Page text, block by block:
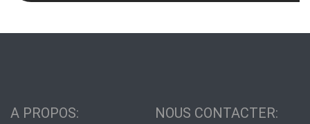
A PROPOS: NOUS CONTACTER: